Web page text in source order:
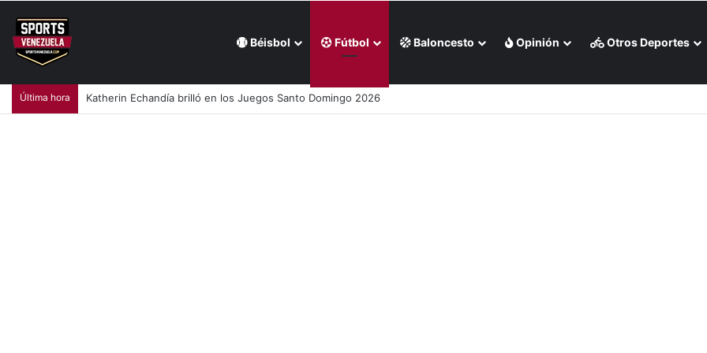
Béisbol Fútbol Baloncesto Opinión Otros Deportes
Última hora Katherin Echandía brilló en los Juegos Santo Domingo 2026